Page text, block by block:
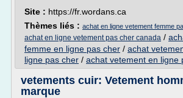
Site : https://fr.wordans.ca
Thèmes liés : achat en ligne vetement femme
achat en ligne vetement pas cher canada /
femme en ligne pas cher / achat
ligne pas cher / achat vetement en ligne
vetements cuir: Vetement
marque